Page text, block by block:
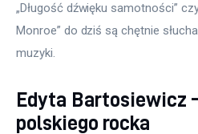
„Długość dźwięku samotności”
Monroe” do dziś są chętnie
muzyki.
Edyta Bartosiewicz
polskiego rocka